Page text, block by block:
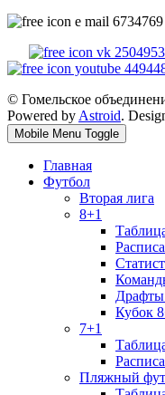
© Гомельское
Powered by Astroid.
Mobile Menu Toggle
Главная
Футбол
Вторая лига
8+1
Кубок
7+1
Пляжный